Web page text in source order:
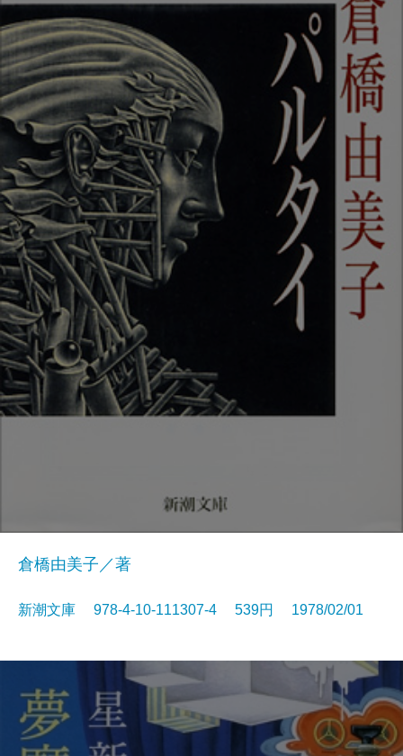
倉橋由美子／著
新潮文庫 978-4-10-111307-4 539円 1978/02/01